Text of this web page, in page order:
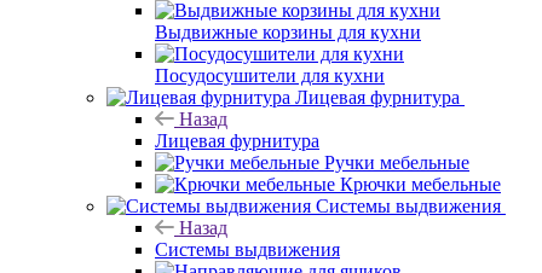
Выдвижные корзины для кухни
Посудосушители для кухни
Лицевая фурнитура
Назад
Лицевая фурнитура
Ручки мебельные
Крючки мебельные
Системы выдвижения
Назад
Системы выдвижения